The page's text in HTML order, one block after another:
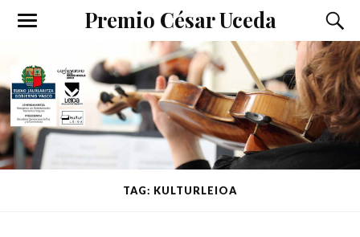
Premio César Uceda
TAG: KULTURLEIOA